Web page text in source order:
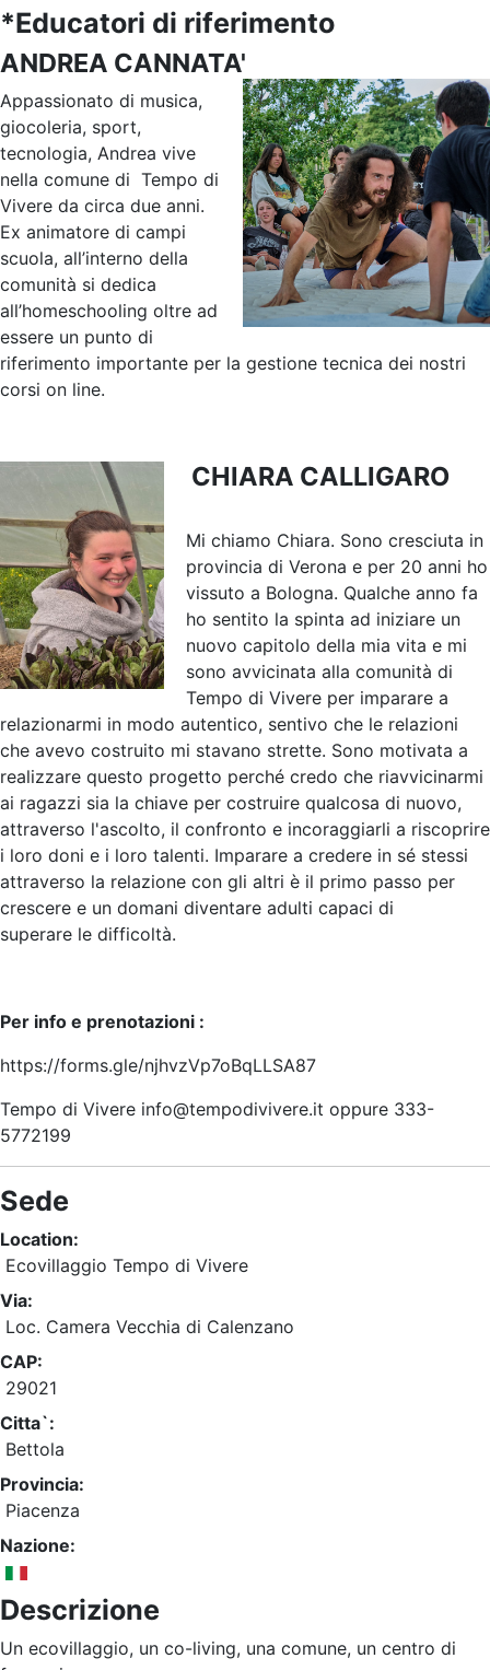
*Educatori di riferimento
ANDREA CANNATA'
Appassionato di musica,
giocoleria, sport,
tecnologia, Andrea vive
nella comune di Tempo di
Vivere da circa due anni.
Ex animatore di campi
scuola, all’interno della
comunità si dedica
all’homeschooling oltre ad
essere un punto di
riferimento importante per la gestione tecnica dei nostri
corsi on line.
CHIARA CALLIGARO
Mi chiamo Chiara. Sono cresciuta in
provincia di Verona e per 20 anni ho
vissuto a Bologna. Qualche anno fa
ho sentito la spinta ad iniziare un
nuovo capitolo della mia vita e mi
sono avvicinata alla comunità di
Tempo di Vivere per imparare a
relazionarmi in modo autentico, sentivo che le relazioni
che avevo costruito mi stavano strette. Sono motivata a
realizzare questo progetto perché credo che riavvicinarmi
ai ragazzi sia la chiave per costruire qualcosa di nuovo,
attraverso l'ascolto, il confronto e incoraggiarli a riscoprire
i loro doni e i loro talenti. Imparare a credere in sé stessi
attraverso la relazione con gli altri è il primo passo per
crescere e un domani diventare adulti capaci di
superare le difficoltà.
Per info e prenotazioni :
https://forms.gle/njhvzVp7oBqLLSA87
Tempo di Vivere info@tempodivivere.it oppure 333-
5772199
Sede
Location:
Ecovillaggio Tempo di Vivere
Via:
Loc. Camera Vecchia di Calenzano
CAP:
29021
Citta`:
Bettola
Provincia:
Piacenza
Nazione:
Descrizione
Un ecovillaggio, un co-living, una comune, un centro di